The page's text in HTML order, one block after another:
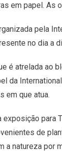
em papel. As
pela
no dia a
é atrelada ao
da
em que atua.
exposição para
de
a natureza por